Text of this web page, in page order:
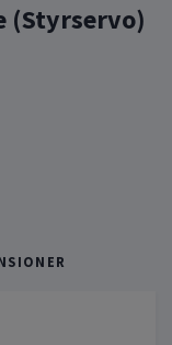
(Styrservo)